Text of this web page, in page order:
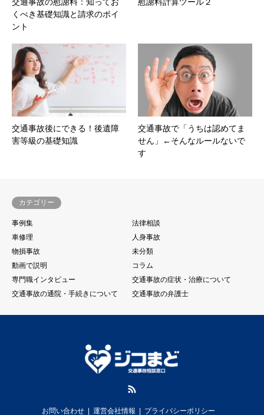
くべき基礎知識と請求のポイ
ント
交通事故後にできる！後遺障
害等級の基礎知識
交通事故で「うちは認めてま
せん」←そんなルールないで
す
カテゴリー
事例集
法律相談
車修理
人身事故
物損事故
未分類
動画で説明
コラム
専門職インタビュー
交通事故の症状・治療について
交通事故の通院・手続きについて
交通事故の弁護士
お問い合わせ 運営会社情報 プライバシーポリシー